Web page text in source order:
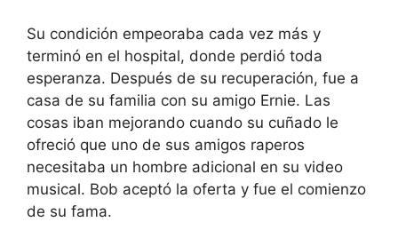
Su condición empeoraba cada vez más y
terminó en el hospital, donde perdió toda
esperanza. Después de su recuperación, fue a
casa de su familia con su amigo Ernie. Las
cosas iban mejorando cuando su cuñado le
ofreció que uno de sus amigos raperos
necesitaba un hombre adicional en su video
musical. Bob aceptó la oferta y fue el comienzo
de su fama.